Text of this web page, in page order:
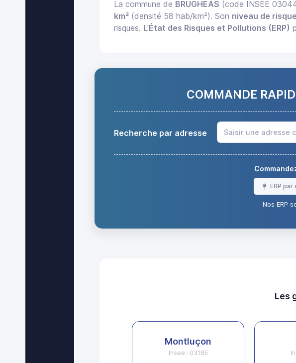
La commune de BRUGHEAS (code INSEE
km² (densité 58 hab/km²). Son niveau de
risques. L'État des Risques et Pollutions (ERP)
COMMANDE
Recherche par adresse
ERP par
Nos ERP
Les
Montluçon
Insee : 03185